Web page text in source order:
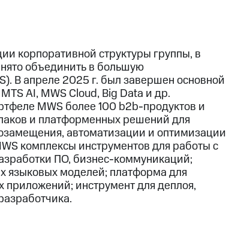
корпоративной структуры группы, в
объединить в большую
В апреле 2025 г. был завершен основной
AI, MWS Cloud, Big Data и др.
MWS более 100 b2b-продуктов и
и платформенных решений для
автоматизации и оптимизации
комплексы инструментов для работы с
ПО, бизнес-коммуникаций;
языковых моделей; платформа для
приложений; инструмент для деплоя,